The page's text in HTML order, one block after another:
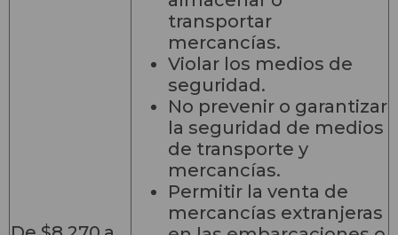
transportar
mercancías.
Violar los medios de
seguridad.
No prevenir o garantizar
la seguridad de medios
de transporte y
mercancías.
Permitir la venta de
mercancías extranjeras